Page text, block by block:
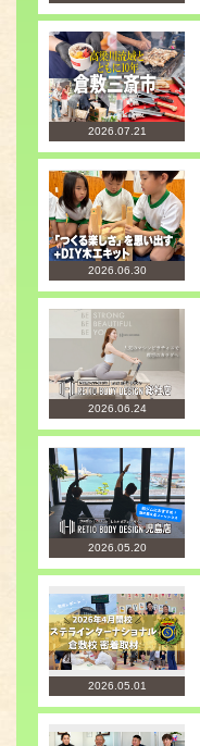
2026.07.21
2026.06.30
2026.06.24
2026.05.20
2026.05.01